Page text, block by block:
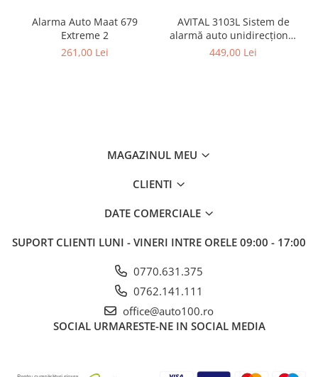
Alarma Auto Maat 679
Extreme 2
261,00 Lei
AVITAL 3103L Sistem de
alarmă auto unidirecțional
fără cheie, două
449,00 Lei
MAGAZINUL MEU
CLIENTI
DATE COMERCIALE
SUPORT CLIENTI LUNI - VINERI INTRE ORELE 09:00 - 17:00
0770.631.375
0762.141.111
office@auto100.ro
SOCIAL URMARESTE-NE IN SOCIAL MEDIA